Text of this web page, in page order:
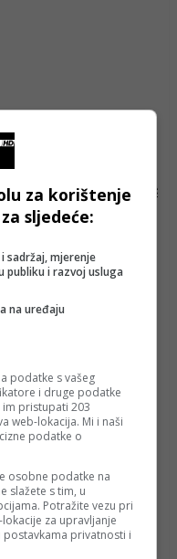
Naš Nedim Sladić
stanovništva.
padavina
za korištenje
sljedeće:
sadržaj, mjerenje
publiku i razvoj usluga
na uređaju
podatke s vašeg
i druge podatke
pristupati 203
web-lokacija. Mi i naši
podatke o
osobne podatke na
slažete s tim, u
Potražite vezu pri
za upravljanje
privatnosti i